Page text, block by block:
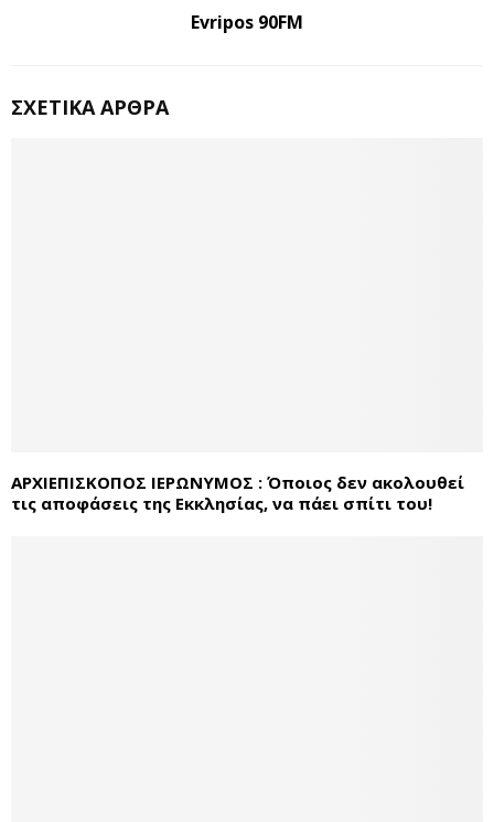
Evripos 90FM
ΣΧΕΤΙΚΆ ΆΡΘΡΑ
ΑΡΧΙΕΠΙΣΚΟΠΟΣ ΙΕΡΩΝΥΜΟΣ : Όποιος δεν ακολουθεί
τις αποφάσεις της Εκκλησίας, να πάει σπίτι του!